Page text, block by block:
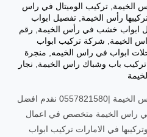
الخيمة تركيب الوميتال في راس
رأس الخيمة تفصيل ابواب
ابواب خشب في رأس الخيمة
رقم
الخيمة
‎شركة تركيب ابواب
ابواب في راس الخيمه
منجرة
تركيب باب وشباك راس الخيمة
نجار
تركيب ابواب واخشاب في راس الخيمة |0557821580 نقدم افضل
راس الخيمة متخصص في اعمال
في الامارات تركيب ابواب